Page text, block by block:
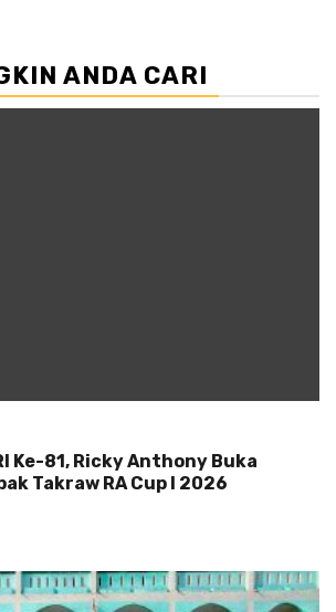
ANDA CARI
Ke-81, Ricky Anthony Buka
Takraw RA Cup I 2026